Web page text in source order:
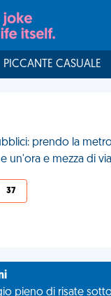
PICCANTE CASUALE
prendo la
e mezza di
37
pieno di risate